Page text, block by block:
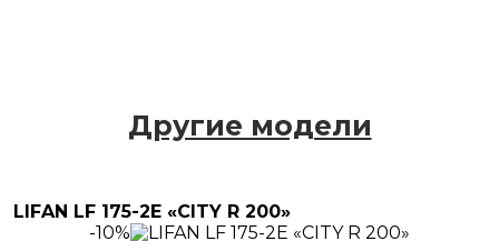
Другие модели
LIFAN LF 175-2E «CITY R 200»
-10%